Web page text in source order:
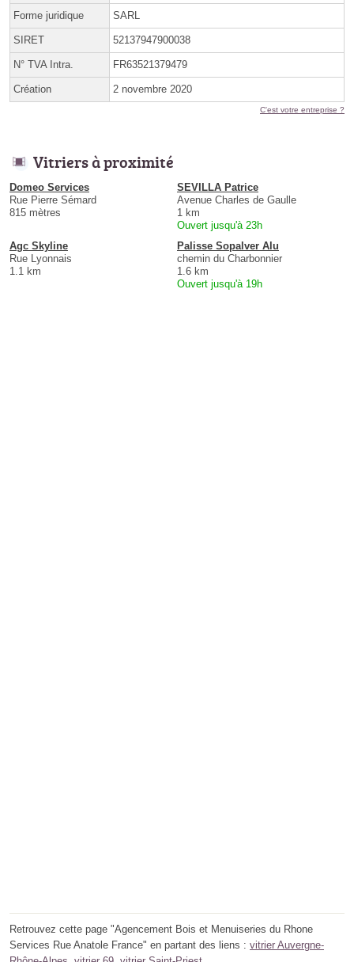
Forme juridique SARL
SIRET 52137947900038
N° TVA Intra. FR63521379479
Création 2 novembre 2020
C'est votre entreprise ?
Vitriers à proximité
Domeo Services
Rue Pierre Sémard
815 mètres
SEVILLA Patrice
Avenue Charles de Gaulle
1 km
Ouvert jusqu'à 23h
Agc Skyline
Rue Lyonnais
1.1 km
Palisse Sopalver Alu
chemin du Charbonnier
1.6 km
Ouvert jusqu'à 19h
Retrouvez cette page "Agencement Bois et Menuiseries du Rhone
Services Rue Anatole France" en partant des liens : vitrier Auvergne-